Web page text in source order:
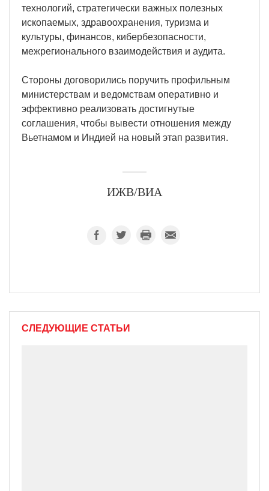
технологий, стратегически важных полезных
ископаемых, здравоохранения, туризма и
культуры, финансов, кибербезопасности,
межрегионального взаимодействия и аудита.
Стороны договорились поручить профильным
министерствам и ведомствам оперативно и
эффективно реализовать достигнутые
соглашения, чтобы вывести отношения между
Вьетнамом и Индией на новый этап развития.
ИЖВ/ВИА
СЛЕДУЮЩИЕ СТАТЬИ